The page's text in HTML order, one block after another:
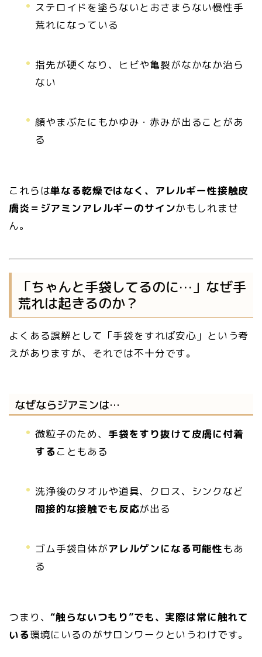
ステロイドを塗らないとおさまらない慢性手
荒れになっている
指先が硬くなり、ヒビや亀裂がなかなか治ら
ない
顔やまぶたにもかゆみ・赤みが出ることがあ
る
これらは単なる乾燥ではなく、アレルギー性接触皮
膚炎＝ジアミンアレルギーのサインかもしれませ
ん。
「ちゃんと手袋してるのに…」なぜ手
荒れは起きるのか？
よくある誤解として「手袋をすれば安心」という考
えがありますが、それでは不十分です。
なぜならジアミンは…
微粒子のため、 手袋をすり抜けて皮膚に付着
する こともある
洗浄後のタオルや道具、クロス、シンクなど
間接的な接触でも反応が出る
ゴム手袋自体がアレルゲンになる可能性もあ
る
つまり、“触らないつもり”でも、実際は常に触れて
いる環境にいるのがサロンワークというわけです。